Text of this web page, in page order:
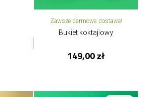
Zawsze darmowa dostawa!
Bukiet koktajlowy
149,00 zł